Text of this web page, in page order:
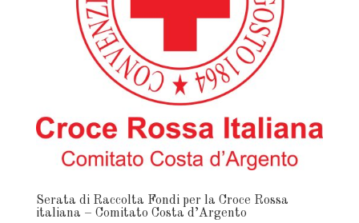
Serata di Raccolta Fondi per la Croce Rossa
italiana – Comitato Costa d’Argento